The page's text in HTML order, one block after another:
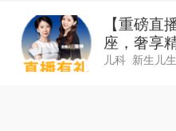
【重磅直
座，奢享
儿科 新生儿